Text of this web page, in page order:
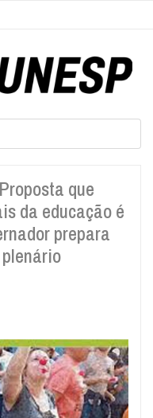
que
da educação é
prepara